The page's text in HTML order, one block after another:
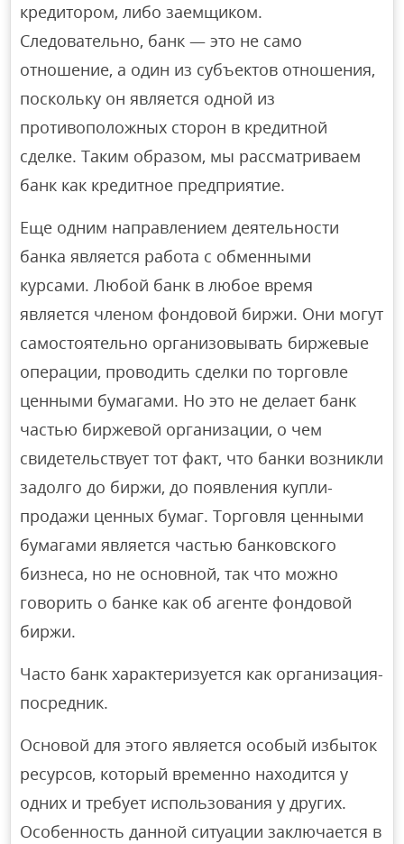
кредитором, либо заемщиком.
Следовательно, банк — это не само
отношение, а один из субъектов отношения,
поскольку он является одной из
противоположных сторон в кредитной
сделке. Таким образом, мы рассматриваем
банк как кредитное предприятие.
Еще одним направлением деятельности
банка является работа с обменными
курсами. Любой банк в любое время
является членом фондовой биржи. Они могут
самостоятельно организовывать биржевые
операции, проводить сделки по торговле
ценными бумагами. Но это не делает банк
частью биржевой организации, о чем
свидетельствует тот факт, что банки возникли
задолго до биржи, до появления купли-
продажи ценных бумаг. Торговля ценными
бумагами является частью банковского
бизнеса, но не основной, так что можно
говорить о банке как об агенте фондовой
биржи.
Часто банк характеризуется как организация-
посредник.
Основой для этого является особый избыток
ресурсов, который временно находится у
одних и требует использования у других.
Особенность данной ситуации заключается в